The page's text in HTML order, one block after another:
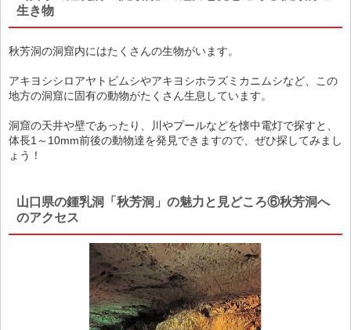
生き物
秋芳洞の洞窟内にはたくさんの生物がいます。
アキヨシシロアヤトビムシやアキヨシホラズミカニムシなど、この
地方の洞窟に固有の動物がたくさん生息しています。
洞窟の天井や壁であったり、川やプールなどを懐中電灯で探すと、
体長1～10mm前後の動物達を発見できますので、ぜひ探してみまし
ょう！
山口県の鍾乳洞「秋芳洞」の魅力と見どころ⑥秋芳洞へ
のアクセス